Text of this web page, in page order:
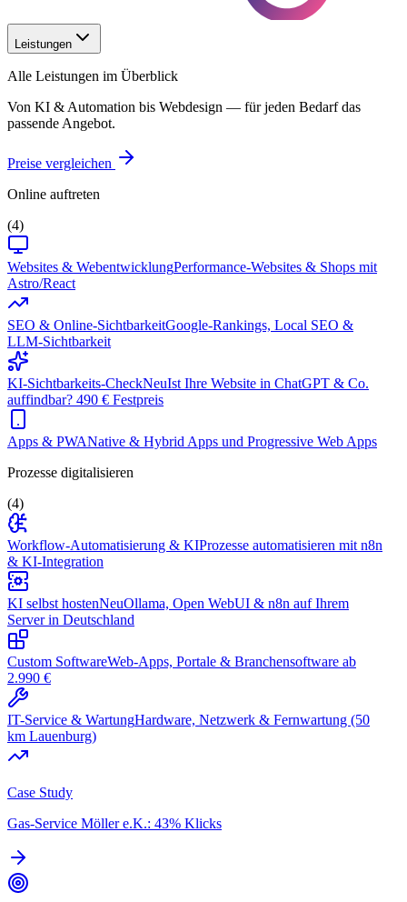
Leistungen
Alle Leistungen im Überblick
Von KI & Automation bis Webdesign — für jeden Bedarf das
passende Angebot.
Preise vergleichen
Online auftreten
(4)
Websites & WebentwicklungPerformance-Websites & Shops mit
Astro/React
SEO & Online-SichtbarkeitGoogle-Rankings, Local SEO &
LLM-Sichtbarkeit
KI-Sichtbarkeits-CheckNeuIst Ihre Website in ChatGPT & Co.
auffindbar? 490 € Festpreis
Apps & PWANative & Hybrid Apps und Progressive Web Apps
Prozesse digitalisieren
(4)
Workflow-Automatisierung & KIProzesse automatisieren mit n8n
& KI-Integration
KI selbst hostenNeuOllama, Open WebUI & n8n auf Ihrem
Server in Deutschland
Custom SoftwareWeb-Apps, Portale & Branchensoftware ab
2.990 €
IT-Service & WartungHardware, Netzwerk & Fernwartung (50
km Lauenburg)
Case Study
Gas-Service Möller e.K.: 43% Klicks